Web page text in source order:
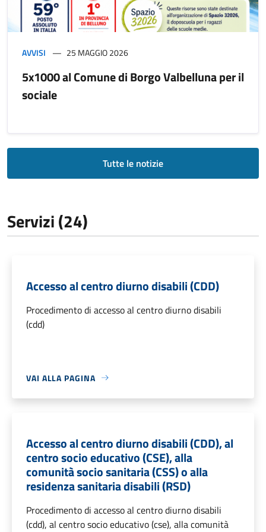
AVVISI 25 MAGGIO 2026
5x1000 al Comune di Borgo Valbelluna per il
sociale
Tutte le notizie
Servizi (24)
Accesso al centro diurno disabili (CDD)
Procedimento di accesso al centro diurno disabili
(cdd)
VAI ALLA PAGINA
Accesso al centro diurno disabili (CDD), al
centro socio educativo (CSE), alla
comunità socio sanitaria (CSS) o alla
residenza sanitaria disabili (RSD)
Procedimento di accesso al centro diurno disabili
(cdd), al centro socio educativo (cse), alla comunità